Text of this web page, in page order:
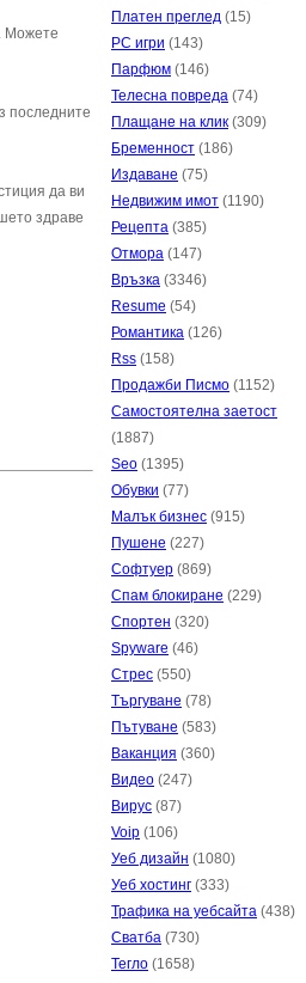
Можете
последните
да ви
здраве
Платен преглед (15)
PC игри (143)
Парфюм (146)
Телесна повреда (74)
Плащане на клик (309)
Бременност (186)
Издаване (75)
Недвижим имот (1190)
Рецепта (385)
Отмора (147)
Връзка (3346)
Resume (54)
Романтика (126)
Rss (158)
Продажби Писмо (1152)
Самостоятелна заетост
(1887)
Seo (1395)
Обувки (77)
Малък бизнес (915)
Пушене (227)
Софтуер (869)
Спам блокиране (229)
Спортен (320)
Spyware (46)
Стрес (550)
Търгуване (78)
Пътуване (583)
Ваканция (360)
Видео (247)
Вирус (87)
Voip (106)
Уеб дизайн (1080)
Уеб хостинг (333)
Трафика на уебсайта (438)
Сватба (730)
Тегло (1658)